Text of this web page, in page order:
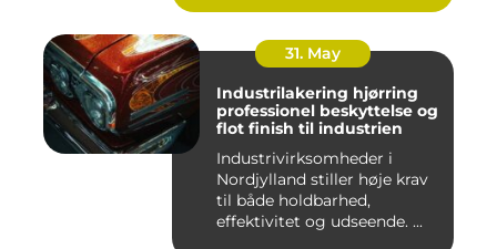
31. May
Industrilakering hjørring
professionel beskyttelse og
flot finish til industrien
Industrivirksomheder i
Nordjylland stiller høje krav
til både holdbarhed,
effektivitet og udseende. ...